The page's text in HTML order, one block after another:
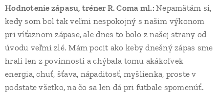
Hodnotenie zápasu, tréner R. Coma ml.:Nepamätám si,
kedy som bol tak veľmi nespokojný s našim výkonom
pri víťaznom zápase, ale dnes to bolo z našej strany od
úvodu veľmi zlé. Mám pocit ako keby dnešný zápas sme
hrali len z povinnosti a chýbala tomu akákoľvek
energia, chuť, šťava, nápaditosť, myšlienka, proste v
podstate všetko, na čo sa len dá pri futbale spomenúť.